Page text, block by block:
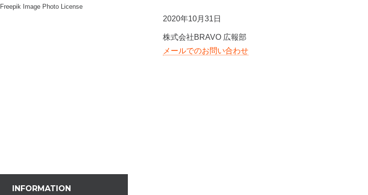
Freepik Image Photo License
2020年10月31日
株式会社BRAVO 広報部
メールでのお問い合わせ
INFORMATION